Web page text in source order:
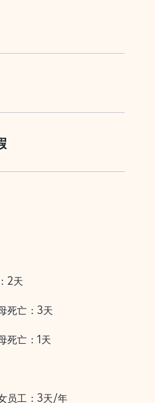
2天
死亡：3天
死亡：1天
员工：3天/年